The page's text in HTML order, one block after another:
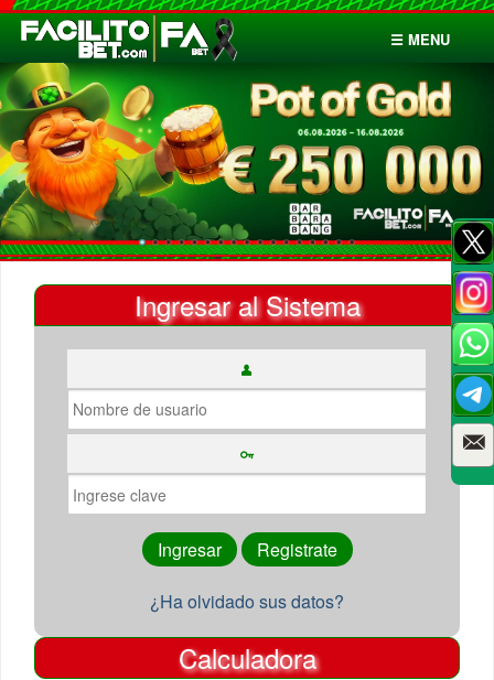
☰ MENU
Inicio
Apuestas
Cuentas
Ingresar al Sistema
¿Ha olvidado sus datos?
Calculadora